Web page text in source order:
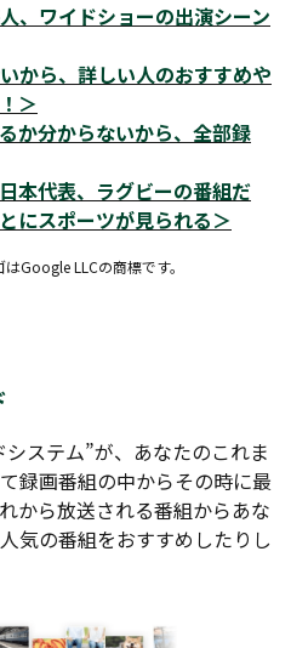
、ワイドショーの出演シーン
から、詳しい人のおすすめや
＞
か分からないから、全部録
本代表、ラグビーの番組だ
にスポーツが見られる＞
Google LLCの商標です。
ステム”が、あなたのこれま
録画番組の中からその時に最
から放送される番組からあな
気の番組をおすすめしたりし